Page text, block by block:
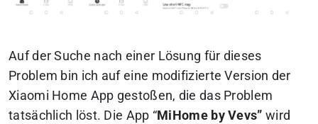
Auf der Suche nach einer Lösung für dieses
Problem bin ich auf eine modifizierte Version der
Xiaomi Home App gestoßen, die das Problem
tatsächlich löst. Die App “MiHome by Vevs” wird